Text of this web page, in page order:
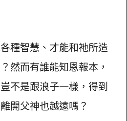
種智慧、才能和祂所造
然而有誰能知恩報本，
不是跟浪子一樣，得到
開父神也越遠嗎？